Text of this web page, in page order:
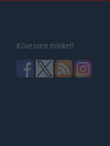
Kövessen minket!